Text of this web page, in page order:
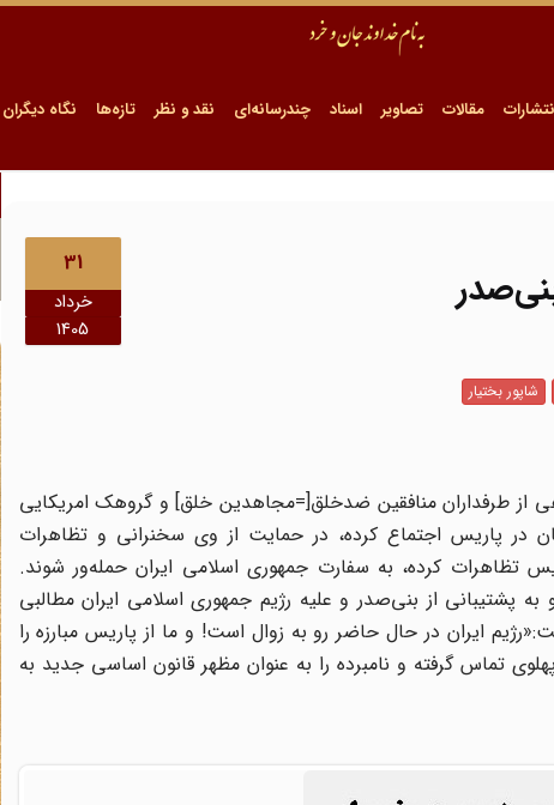
مقالات تصاویر اسناد چندرسانه‌ای نقد و نظر تازه‌ها نگاه دیگران
31
خرداد
1405
شاپور بختیار
مرکزی خبر از پاریس، روز شنبه [۳۰ خرداد] گروهی از طرفداران منافقین ضدخلق[=مجاهدین خلق] و گروهک امریکایی
در پاریس اجتماع کرده، در حمایت از وی سخنرانی و تظاهرات
تظاهرات کرده، به سفارت جمهوری اسلامی ایران حمله‌ور شوند.
از بنی‌صدر و علیه رژیم جمهوری اسلامی ایران مطالبی
ایران در حال حاضر رو به زوال است! و ما از پاریس مبارزه را
تماس گرفته و نامبرده را به عنوان مظهر قانون اساسی جدید به